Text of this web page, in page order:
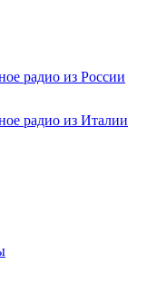
радио из России
радио из Италии